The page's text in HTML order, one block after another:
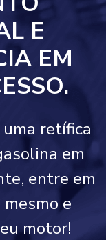
E
EM
retífica
em
entre em
e
motor!